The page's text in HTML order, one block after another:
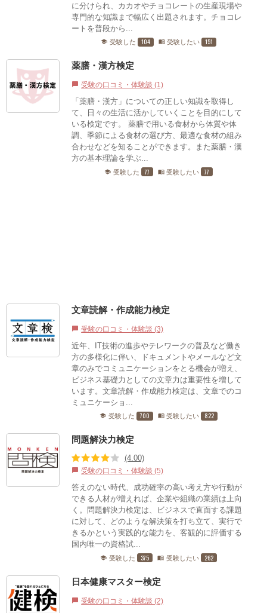
に分けられ、カカオやチョコレートの生産現場や
専門的な知識まで幅広く出題されます。チョコレ
ートを普段から...
school 受験した 104 menu_book 受験したい 151
薬膳・漢方検定
chat_bubble 受験の口コミ・体験談 (1)
「薬膳・漢方」についての正しい知識を取得し
て、日々の生活に活かしていくことを目的にして
いる検定です。 薬膳で用いる食材から体質や体
調、季節による食材の選び方、最適な食材の組み
合わせなどを知ることができます。また薬膳・漢
方の基本理論を学ぶ...
school 受験した 77 menu_book 受験したい 77
文章読解・作成能力検定
chat_bubble 受験の口コミ・体験談 (3)
近年、IT技術の進歩やテレワークの普及など働き
方の多様化に伴い、ドキュメントやメールなど文
章のみでコミュニケーションをとる機会が増え、
ビジネス基礎力としての文章力は重要性を増して
います。文章読解・作成能力検定は、文章でのコ
ミュニケーショ...
school 受験した 700 menu_book 受験したい 822
問題解決力検定
(4.00)
chat_bubble 受験の口コミ・体験談 (5)
答えのない時代、成功確率の高い考え方や行動が
できる人材が増えれば、企業や組織の業績は上向
く。問題解決力検定は、ビジネスで直面する課題
に対して、どのような解決策を打ち立て、実行で
きるかという実践的な能力を、客観的に評価する
国内唯一の資格試...
school 受験した 375 menu_book 受験したい 262
日本健康マスター検定
chat_bubble 受験の口コミ・体験談 (2)